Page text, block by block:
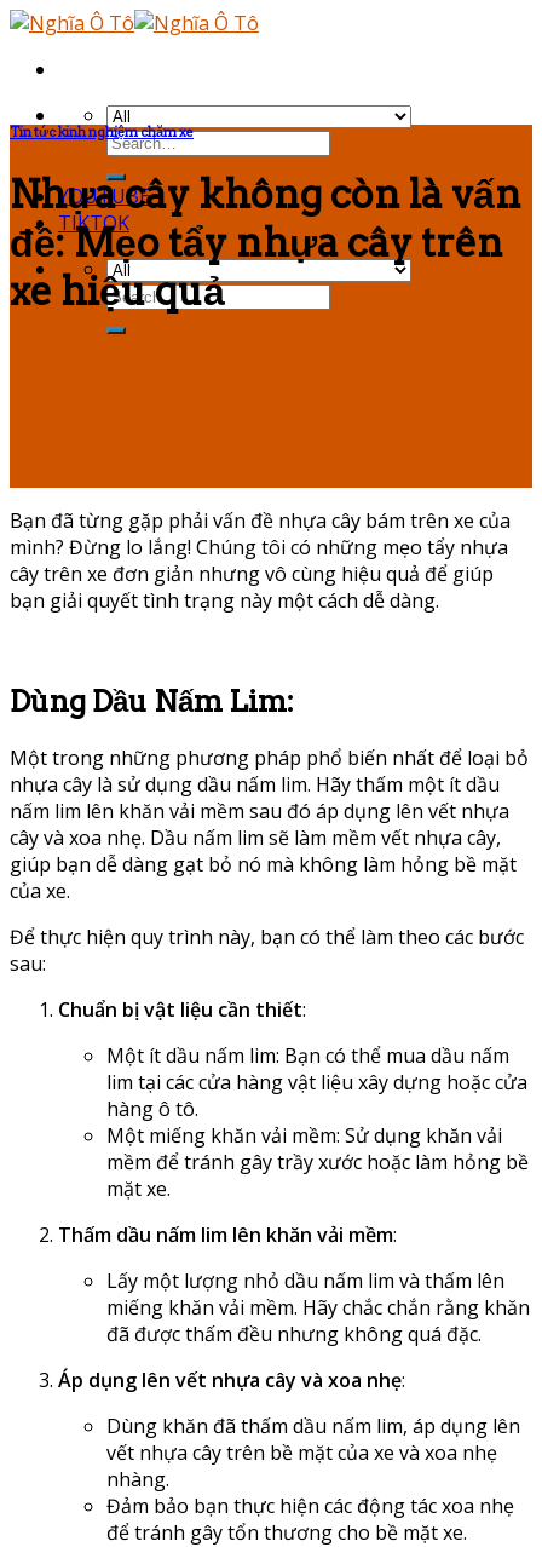
Skip
content
YOUTUBE
TIKTOK
Tin tức kinh nghiệm chăm xe
Nhựa cây không còn là vấn
đề: Mẹo tẩy nhựa cây trên
xe hiệu quả
Bạn đã từng gặp phải vấn đề nhựa cây bám trên xe của
mình? Đừng lo lắng! Chúng tôi có những mẹo tẩy nhựa
cây trên xe đơn giản nhưng vô cùng hiệu quả để giúp
bạn giải quyết tình trạng này một cách dễ dàng.
Dùng Dầu Nấm Lim:
Một trong những phương pháp phổ biến nhất để loại bỏ
nhựa cây là sử dụng dầu nấm lim. Hãy thấm một ít dầu
nấm lim lên khăn vải mềm sau đó áp dụng lên vết nhựa
cây và xoa nhẹ. Dầu nấm lim sẽ làm mềm vết nhựa cây,
giúp bạn dễ dàng gạt bỏ nó mà không làm hỏng bề mặt
của xe.
Để thực hiện quy trình này, bạn có thể làm theo các bước
sau:
Chuẩn bị vật liệu cần thiết:
Một ít dầu nấm lim: Bạn có thể mua dầu nấm
lim tại các cửa hàng vật liệu xây dựng hoặc cửa
hàng ô tô.
Một miếng khăn vải mềm: Sử dụng khăn vải
mềm để tránh gây trầy xước hoặc làm hỏng bề
mặt xe.
Thấm dầu nấm lim lên khăn vải mềm:
Lấy một lượng nhỏ dầu nấm lim và thấm lên
miếng khăn vải mềm. Hãy chắc chắn rằng khăn
đã được thấm đều nhưng không quá đặc.
Áp dụng lên vết nhựa cây và xoa nhẹ:
Dùng khăn đã thấm dầu nấm lim, áp dụng lên
vết nhựa cây trên bề mặt của xe và xoa nhẹ
nhàng.
Đảm bảo bạn thực hiện các động tác xoa nhẹ
để tránh gây tổn thương cho bề mặt xe.